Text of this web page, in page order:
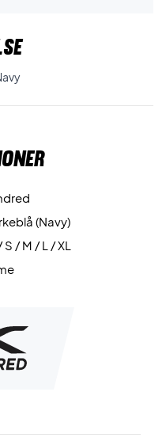
(Navy)
S / M / L / XL